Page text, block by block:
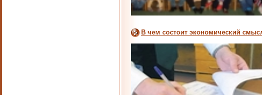
В чем состоит экономический